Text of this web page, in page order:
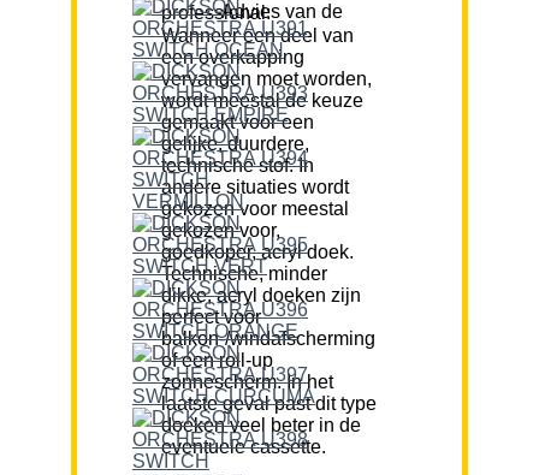
Advies van de professional:
Wanneer een deel van
een overkapping
vervangen moet worden,
wordt meestal de keuze
gemaakt voor een
gelijke, duurdere,
technische stof. In
andere situaties wordt
gekozen voor meestal
gekozen voor,
goedkoper, acryl doek.
Technische, minder
dikke, acryl doeken zijn
perfect voor
balkon-/windafscherming
of een roll-up
zonnescherm. In het
laatste geval past dit type
doeken veel beter in de
eventuele cassette.